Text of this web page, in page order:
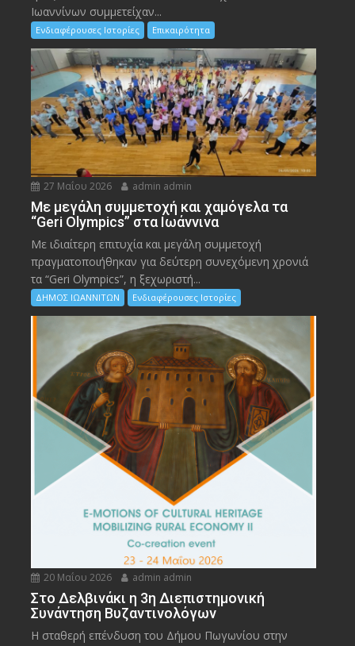
Ιωαννίνων συμμετείχαν...
Ενδιαφέρουσες Ιστορίες Επικαιρότητα
27 Μαΐου 2026 admin admin
Με μεγάλη συμμετοχή και χαμόγελα τα
“Geri Olympics” στα Ιωάννινα
Με ιδιαίτερη επιτυχία και μεγάλη συμμετοχή
πραγματοποιήθηκαν για δεύτερη συνεχόμενη χρονιά
τα “Geri Olympics”, η ξεχωριστή...
ΔΗΜΟΣ ΙΩΑΝΝΙΤΩΝ Ενδιαφέρουσες Ιστορίες
20 Μαΐου 2026 admin admin
Στο Δελβινάκι η 3η Διεπιστημονική
Συνάντηση Βυζαντινολόγων
Η σταθερή επένδυση του Δήμου Πωγωνίου στην